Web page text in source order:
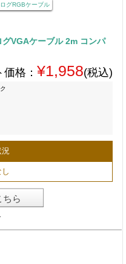
グRGBケーブル
VGAケーブル 2m コンパ
格： ¥1,958(税込)
況
ちら